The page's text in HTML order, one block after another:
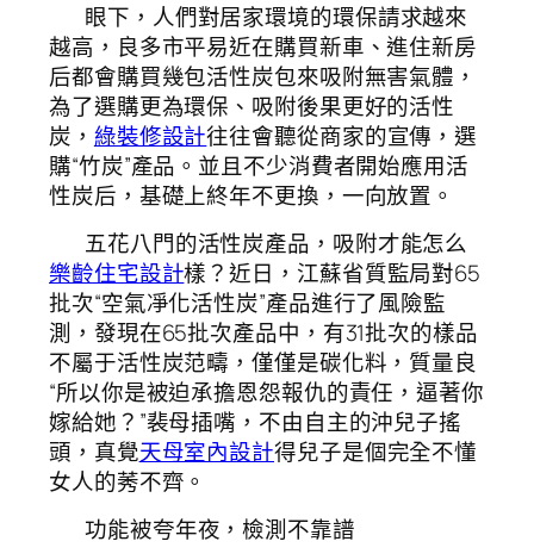
眼下，人們對居家環境的環保請求越來
越高，良多市平易近在購買新車、進住新房
后都會購買幾包活性炭包來吸附無害氣體，
為了選購更為環保、吸附後果更好的活性
炭， 綠裝修設計往往會聽從商家的宣傳，選
購“竹炭”產品。並且不少消費者開始應用活
性炭后，基礎上終年不更換，一向放置。
五花八門的活性炭產品，吸附才能怎么
樂齡住宅設計樣？近日，江蘇省質監局對65
批次“空氣凈化活性炭”產品進行了風險監
測，發現在65批次產品中，有31批次的樣品
不屬于活性炭范疇，僅僅是碳化料，質量良
“所以你是被迫承擔恩怨報仇的責任，逼著你
嫁給她？”裴母插嘴，不由自主的沖兒子搖
頭，真覺天母室內設計得兒子是個完全不懂
女人的莠不齊。
功能被夸年夜，檢測不靠譜